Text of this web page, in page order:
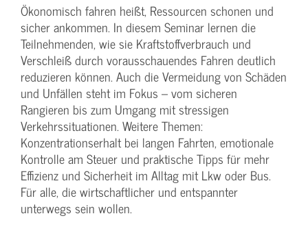
Ökonomisch fahren heißt, Ressourcen schonen und
sicher ankommen. In diesem Seminar lernen die
Teilnehmenden, wie sie Kraftstoffverbrauch und
Verschleiß durch vorausschauendes Fahren deutlich
reduzieren können. Auch die Vermeidung von Schäden
und Unfällen steht im Fokus – vom sicheren
Rangieren bis zum Umgang mit stressigen
Verkehrssituationen. Weitere Themen:
Konzentrationserhalt bei langen Fahrten, emotionale
Kontrolle am Steuer und praktische Tipps für mehr
Effizienz und Sicherheit im Alltag mit Lkw oder Bus.
Für alle, die wirtschaftlicher und entspannter
unterwegs sein wollen.